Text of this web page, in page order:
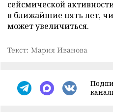
сейсмической
в ближайшие пять лет,
может увеличиться.
Текст: Мария Иванова